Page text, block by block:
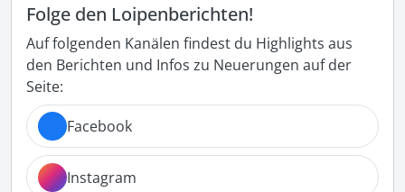
Folge den Loipenberichten!
Auf folgenden Kanälen findest du Highlights aus
den Berichten und Infos zu Neuerungen auf der
Seite:
Facebook
Instagram